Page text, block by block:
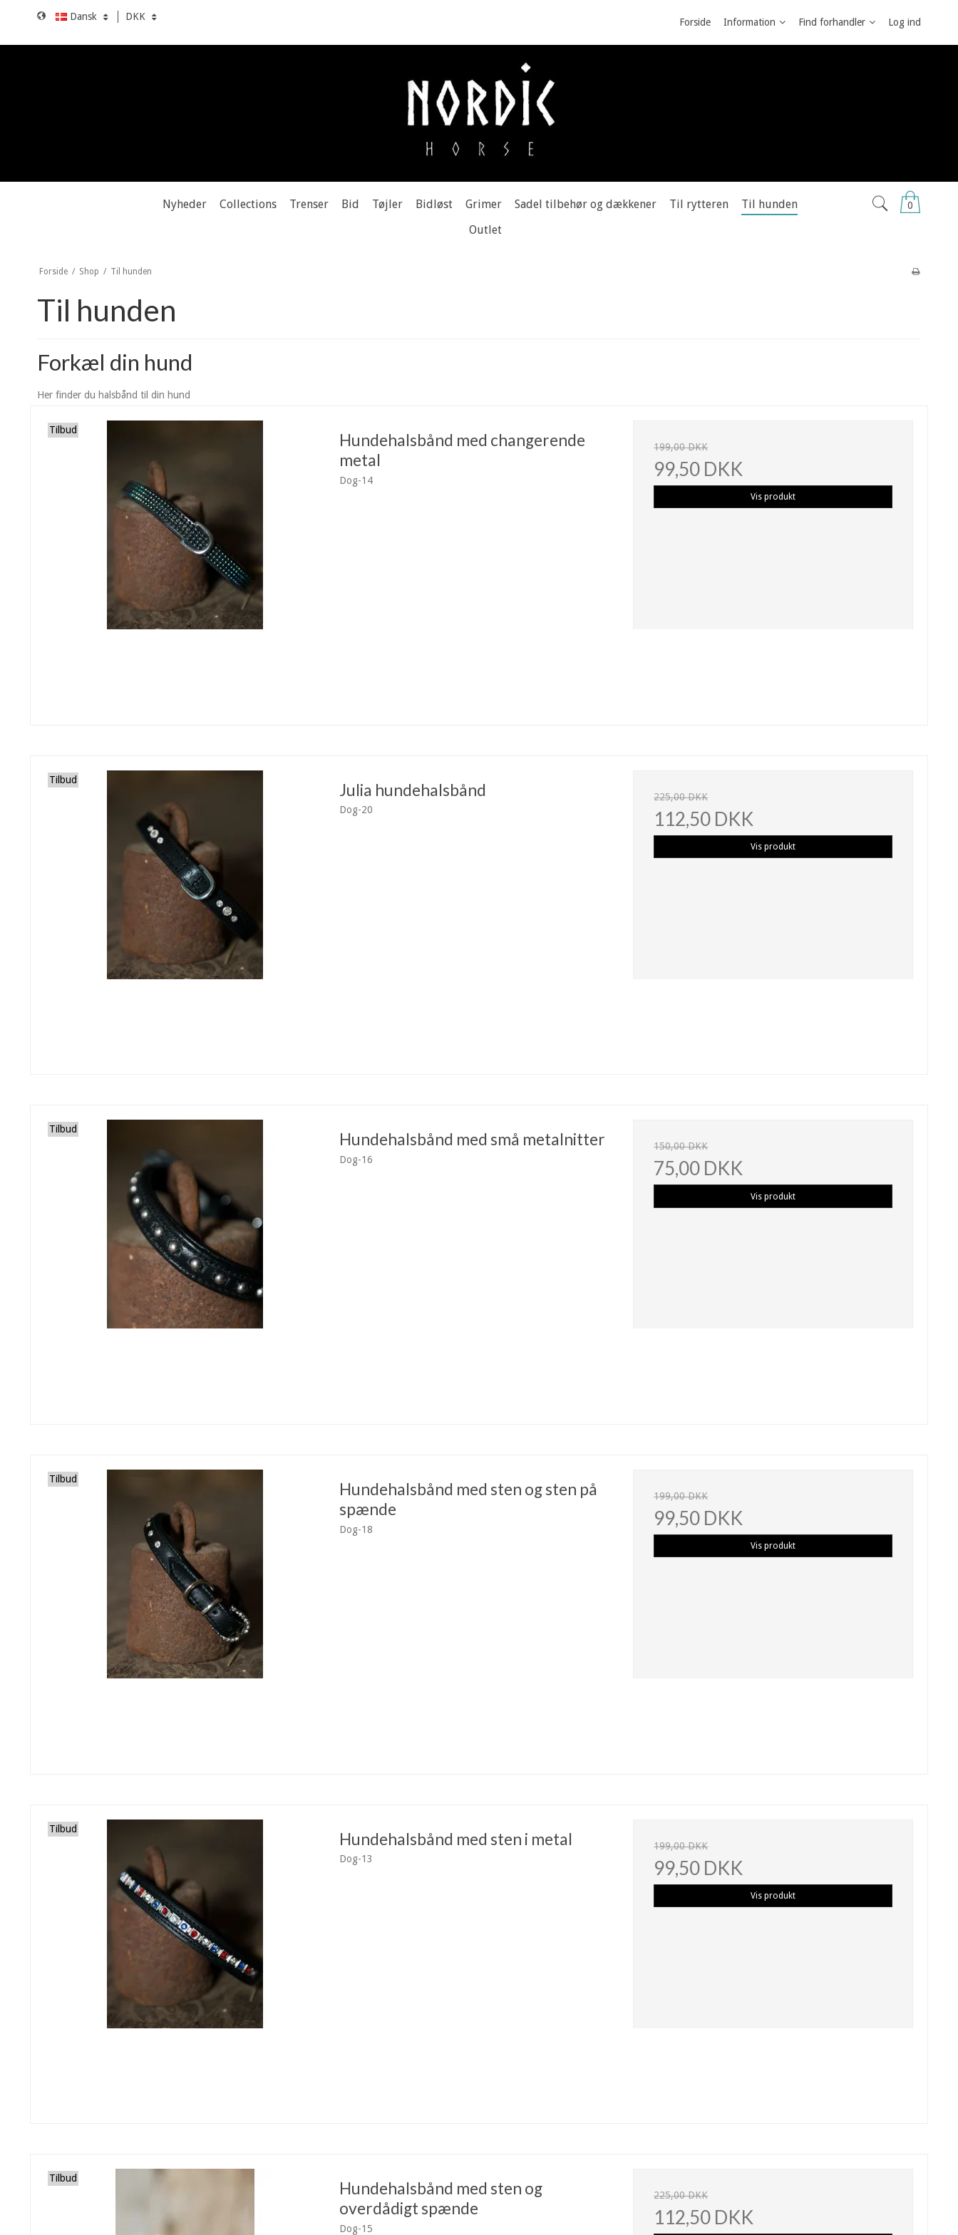
Dansk DKK
Forside Information Find forhandler Log ind
0
Nyheder Collections Trenser Bid Tøjler Bidløst Grimer Sadel tilbehør og dækkener Til rytteren
Til hunden
Outlet
Forside / Shop / Til hunden
Til hunden
Forkæl din hund
Her finder du halsbånd til din hund
Tilbud
Hundehalsbånd med changerende
metal
Dog-14
199,00 DKK
99,50 DKK
Vis produkt
Tilbud
Julia hundehalsbånd
Dog-20
225,00 DKK
112,50 DKK
Vis produkt
Tilbud
Hundehalsbånd med små metalnitter
Dog-16
150,00 DKK
75,00 DKK
Vis produkt
Tilbud
Hundehalsbånd med sten og sten på
spænde
Dog-18
199,00 DKK
99,50 DKK
Vis produkt
Tilbud
Hundehalsbånd med sten i metal
Dog-13
199,00 DKK
99,50 DKK
Vis produkt
Tilbud
Hundehalsbånd med sten og
overdådigt spænde
Dog-15
225,00 DKK
112,50 DKK